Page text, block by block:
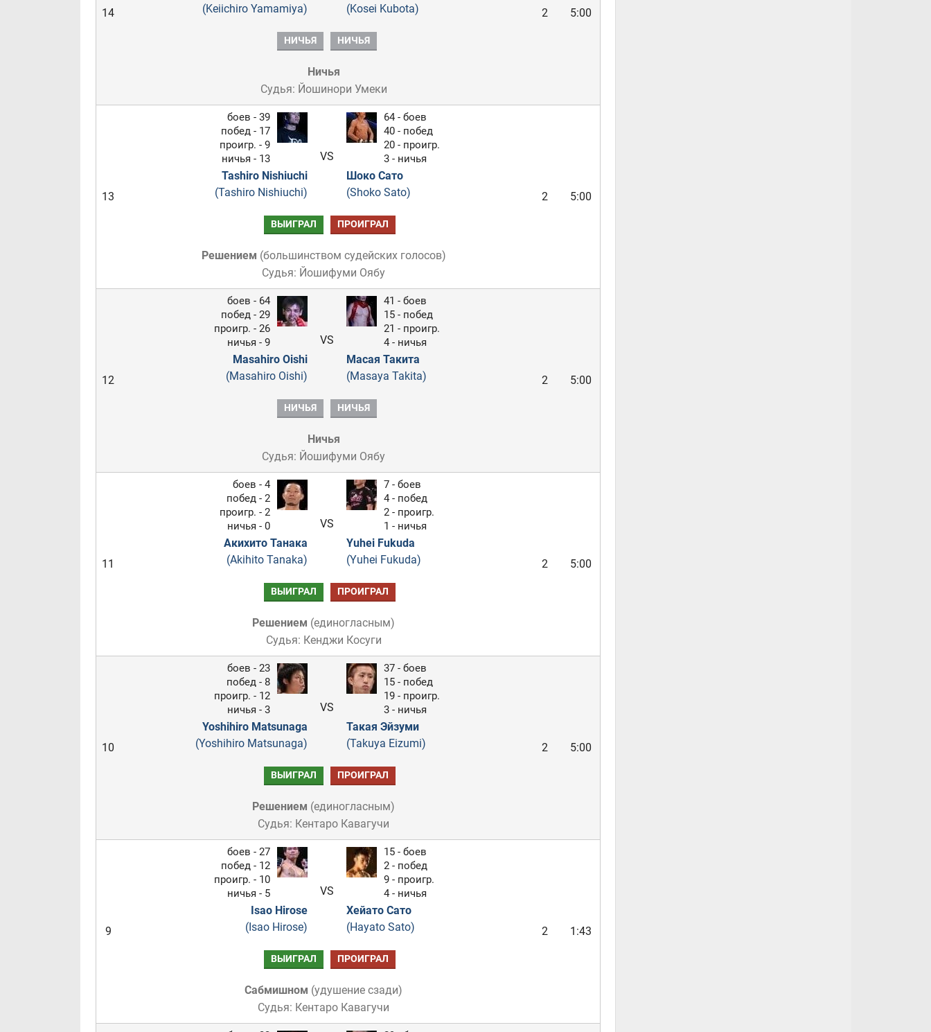
14
(Keiichiro Yamamiya)
(Kosei Kubota)
2 5:00
НИЧЬЯ НИЧЬЯ
Ничья
Судья: Йошинори Умеки
13
боев - 39
побед - 17
проигр. - 9
ничья - 13
Tashiro Nishiuchi
(Tashiro Nishiuchi)
VS
64 - боев
40 - побед
20 - проигр.
3 - ничья
Шоко Сато
(Shoko Sato)
2 5:00
ВЫИГРАЛ ПРОИГРАЛ
Решением (большинством судейских голосов)
Судья: Йошифуми Оябу
12
боев - 64
побед - 29
проигр. - 26
ничья - 9
Masahiro Oishi
(Masahiro Oishi)
VS
41 - боев
15 - побед
21 - проигр.
4 - ничья
Масая Такита
(Masaya Takita)
2 5:00
НИЧЬЯ НИЧЬЯ
Ничья
Судья: Йошифуми Оябу
11
боев - 4
побед - 2
проигр. - 2
ничья - 0
Акихито Танака
(Akihito Tanaka)
VS
7 - боев
4 - побед
2 - проигр.
1 - ничья
Yuhei Fukuda
(Yuhei Fukuda)
2 5:00
ВЫИГРАЛ ПРОИГРАЛ
Решением (единогласным)
Судья: Кенджи Косуги
10
боев - 23
побед - 8
проигр. - 12
ничья - 3
Yoshihiro Matsunaga
(Yoshihiro Matsunaga)
VS
37 - боев
15 - побед
19 - проигр.
3 - ничья
Такая Эйзуми
(Takuya Eizumi)
2 5:00
ВЫИГРАЛ ПРОИГРАЛ
Решением (единогласным)
Судья: Кентаро Кавагучи
9
боев - 27
побед - 12
проигр. - 10
ничья - 5
Isao Hirose
(Isao Hirose)
VS
15 - боев
2 - побед
9 - проигр.
4 - ничья
Хейато Сато
(Hayato Sato)
2 1:43
ВЫИГРАЛ ПРОИГРАЛ
Сабмишном (удушение сзади)
Судья: Кентаро Кавагучи